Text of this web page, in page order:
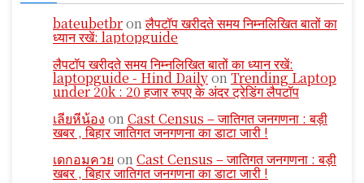
bateubetbronलैपटॉप खरीदते समय निम्नलिखित बातों का
ध्यान रखें: laptopguide
लैपटॉप खरीदते समय निम्नलिखित बातों का ध्यान रखें:
laptopguide - Hind DailyonTrending Laptop
under 20k : 20 हजार रुपए के अंदर ट्रेडिंग लैपटॉप
เลียหีน้อง onCast Census – जातिगत जनगणना : बड़ी
खबर , बिहार जातिगत जनगणना का डाटा जारी !
เดกอมควย onCast Census – जातिगत जनगणना : बड़ी
खबर , बिहार जातिगत जनगणना का डाटा जारी !